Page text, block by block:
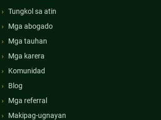
Tungkol sa atin
Mga abogado
Mga tauhan
Mga karera
Komunidad
Blog
Mga referral
Makipag-ugnayan